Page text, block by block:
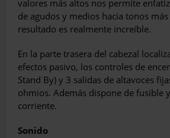
valores más altos nos permite
de agudos y medios hacia tonos
resultado es realmente increíble.
En la parte trasera del cabezal
efectos pasivo, los controles de
Stand By) y 3 salidas de altavoces
ohmios. Además dispone de fusible
corriente.
Sonido